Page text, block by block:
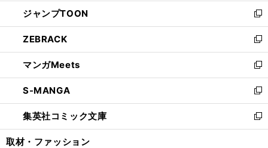
く
で
開
く
ド
ウ
で
開
く
ウ
ィ
ン
ド
ウ
で
開
く
し
い
ウ
ィ
ン
ド
ウ
で
開
く
ジャンプTOON
新
し
い
ウ
ィ
ン
ド
ウ
で
開
ZEBRACK
新
し
い
ウ
ィ
ン
ド
ウ
マンガMeets
新
し
い
ウ
ィ
ン
S-MANGA
新
し
い
ウ
集英社コミック文庫
新
し
取材・ファッション